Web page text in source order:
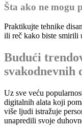
Šta ako ne mogu
Praktikujte tehnike
ili reč kako biste smirili
Budući
svakodnevnih
Uz sve veću
digitalnih alata koji
više ljudi istražuje
unapredili svoje